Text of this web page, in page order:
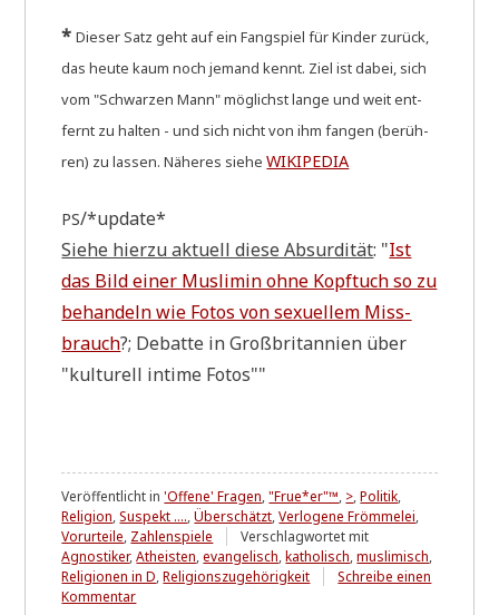
* Die­ser Satz geht auf ein Fang­spiel für Kin­der zurück,
das heu­te kaum noch jemand kennt. Ziel ist dabei, sich
vom "Schwar­zen Mann" mög­lichst lan­ge und weit ent­
fernt zu hal­ten - und sich nicht von ihm fan­gen (berüh­
ren) zu las­sen. Nähe­res sie­heWIKIPEDIA
PS/*update*
Sie­he hier­zu aktu­ell die­se Absur­di­tät: "Ist
das Bild einer Mus­li­min ohne Kopf­tuch so zu
behan­deln wie Fotos von sexu­el­lem Miss­
brauch?; Debat­te in Groß­bri­tan­ni­en über
"kul­tu­rell inti­me Fotos""
Veröffentlicht in'Offene' Fragen,"Frue*er"™, >,Politik,
Religion,Suspekt ....,Überschätzt,Verlogene Frömmelei,
Vorurteile, Zahlenspiele
Verschlagwortet mit
Agnostiker,Atheisten,evangelisch,katholisch,muslimisch,
Religionen in D,Religionszugehörigkeit
Schreibe einen
Kommentarzu